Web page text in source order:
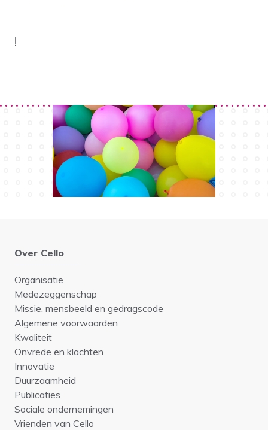
!
Over Cello
Organisatie
Medezeggenschap
Missie, mensbeeld en gedragscode
Algemene voorwaarden
Kwaliteit
Onvrede en klachten
Innovatie
Duurzaamheid
Publicaties
Sociale ondernemingen
Vrienden van Cello